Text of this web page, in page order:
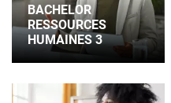
BACHELOR
RESSOURCES
HUMAINES 3